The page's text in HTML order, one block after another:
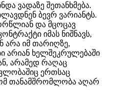
ვადაზე შეთანხმება.
ბევრ ვარიანტს.
და მცოცავ
იმას ნიშნავს,
არა იმ თარიღზე,
ხელშეკრულებაში
არამედ რაღაც
ერთსაც
თანამშრომლობა აღარ